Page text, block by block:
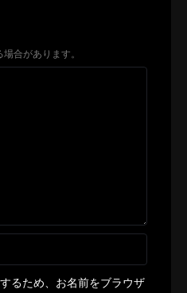
合があります。
るため、お名前をブラウザ